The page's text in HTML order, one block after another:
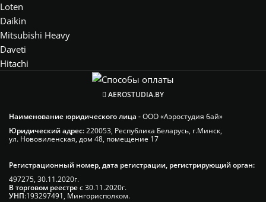
Loten
Daikin
Mitsubishi Heavy
Daveti
Hitachi
AEROSTUDIA.BY
Наименование юридического лица -ООО «Аэростудия бай»
Юридический адрес:220053, Республика Беларусь, г.Минск,
ул. Нововиленская, дом 48, помещение 17
Регистрационный номер, дата регистрации, регистрирующий орган:
497275, 30.11.2020г.
В торговом реестрес 30.11.2020г.
УНП:193297491, Мингорисполком.